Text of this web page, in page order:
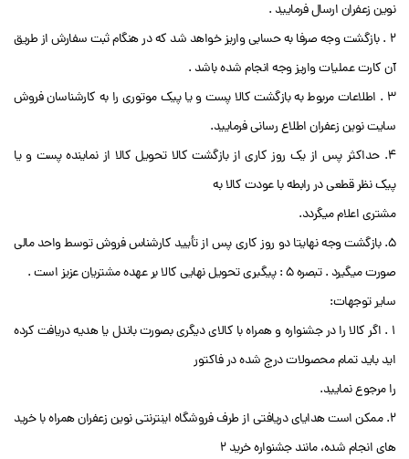
نوین زعفران ارسال فرمایید .
2 . بازگشت وجه صرفا به حسابی واریز خواهد شد که در هنگام ثبت سفارش از طریق
آن کارت عملیات واریز وجه انجام شده باشد .
3 . اطلاعات مربوط به بازگشت کالا پست و یا پیک موتوری را به کارشناسان فروش
سایت نوین زعفران اطلاع رسانی فرمایید.
4. حداکثر پس از یک روز کاری از بازگشت کالا تحویل کالا از نماینده پست و یا
پیک نظر قطعی در رابطه با عودت کالا به
مشتری اعلام میگردد.
5. بازگشت وجه نهایتا دو روز کاری پس از تأیید کارشناس فروش توسط واحد مالی
صورت میگیرد . تبصره 5 : پیگیری تحویل نهایی کالا بر عهده مشتریان عزیز است .
سایر توجهات:
1 . اگر کالا را در جشنواره و همراه با کالای دیگری بصورت باندل یا هدیه دریافت کرده
اید باید تمام محصولات درج شده در فاکتور
را مرجوع نمایید.
2. ممکن است هدایای دریافتی از طرف فروشگاه اینترنتی نوین زعفران همراه با خرید
های انجام شده، مانند جشنواره خرید ۲